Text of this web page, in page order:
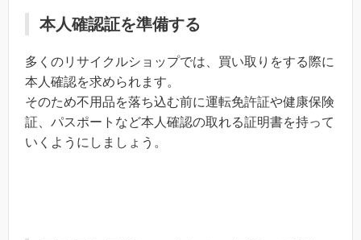
本人確認証を準備する
多くのリサイクルショップでは、買い取りをする際に
本人確認を求められます。
そのため不用品を落ち込む前に運転免許証や健康保険
証、パスポートなど本人確認の取れる証明書を持って
いくようにしましょう。